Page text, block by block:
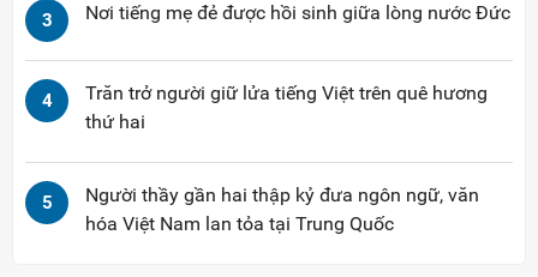
3 Nơi tiếng mẹ đẻ được hồi sinh giữa lòng nước Đức
4
Trăn trở người giữ lửa tiếng Việt trên quê hương
thứ hai
5
Người thầy gần hai thập kỷ đưa ngôn ngữ, văn
hóa Việt Nam lan tỏa tại Trung Quốc